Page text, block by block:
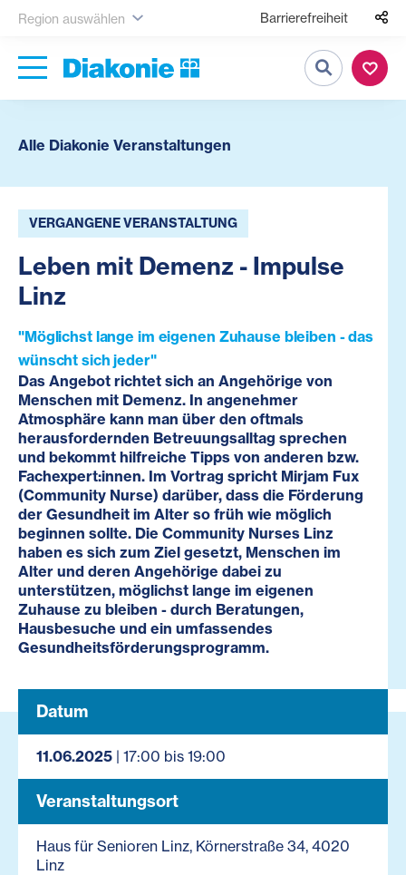
Region auswählen Barrierefreiheit
Suche
Alle Diakonie Veranstaltungen
VERGANGENE VERANSTALTUNG
Leben mit Demenz - Impulse
Linz
"Möglichst lange im eigenen Zuhause bleiben - das
wünscht sich jeder"
Das Angebot richtet sich an Angehörige von
Menschen mit Demenz. In angenehmer
Atmosphäre kann man über den oftmals
herausfordernden Betreuungsalltag sprechen
und bekommt hilfreiche Tipps von anderen bzw.
Fachexpert:innen. Im Vortrag spricht Mirjam Fux
(Community Nurse) darüber, dass die Förderung
der Gesundheit im Alter so früh wie möglich
beginnen sollte. Die Community Nurses Linz
haben es sich zum Ziel gesetzt, Menschen im
Alter und deren Angehörige dabei zu
unterstützen, möglichst lange im eigenen
Zuhause zu bleiben - durch Beratungen,
Hausbesuche und ein umfassendes
Gesundheitsförderungsprogramm.
Datum
11.06.2025 | 17:00 bis 19:00
Veranstaltungsort
Haus für Senioren Linz, Körnerstraße 34, 4020
Linz